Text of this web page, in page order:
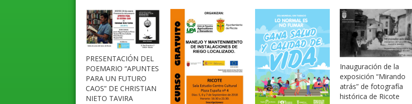
PRESENTACIÓN DEL
POEMARIO “APUNTES
PARA UN FUTURO
CAOS” DE CHRISTIAN
NIETO TAVIRA
Inauguración de la
exposición “Mirando
atrás” de fotografía
histórica de Ricote